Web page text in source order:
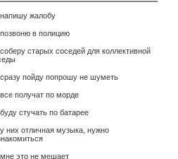
напишу жалобу
позвоню в полицию
соберу старых соседей для коллективной
сразу пойду попрошу не шуметь
все получат по морде
буду стучать по батарее
у них отличная музыка, нужно
мне это не мешает